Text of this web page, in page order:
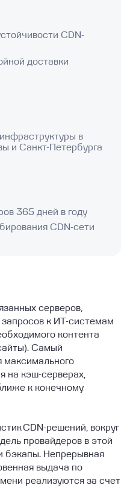
CDN-
доставки
в
и Санкт-Петербурга
365 дней в году
CDN-сети
серверов,
запросов к ИТ-системам
контента
Самый
максимального
на кэш-серверах,
к конечному
CDN-решений, вокруг
провайдеров в этой
бэкапы. Непрерывная
выдача по
реализуются за счет